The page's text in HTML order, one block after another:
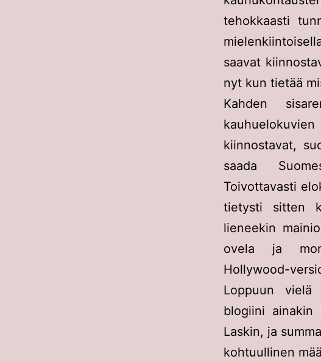
tehokkaasti
saavat
nyt kun tietää
Kahden
kiinnostavat,
saada
Toivottavasti
tietysti sitten
lieneekin
ovela ja
Hollywood-
Loppuun
blogiini ainakin
Laskin, ja
kohtuullinen